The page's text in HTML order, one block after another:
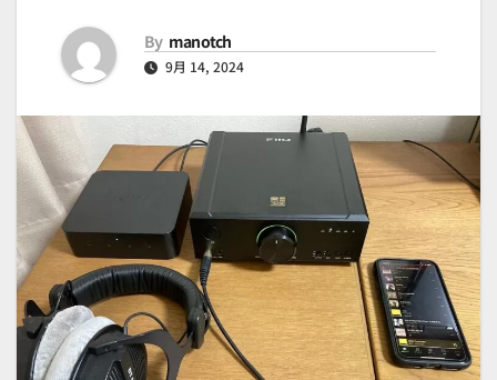
By manotch
9月 14, 2024